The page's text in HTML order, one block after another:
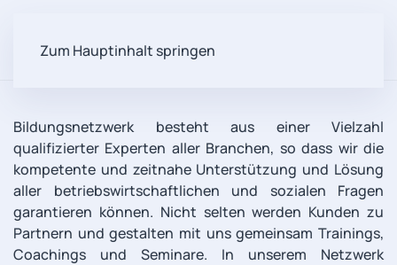
Zum Hauptinhalt springen
Bildungsnetzwerk besteht aus einer Vielzahl
qualifizierter Experten aller Branchen, so dass wir die
kompetente und zeitnahe Unterstützung und Lösung
aller betriebswirtschaftlichen und sozialen Fragen
garantieren können. Nicht selten werden Kunden zu
Partnern und gestalten mit uns gemeinsam Trainings,
Coachings und Seminare. In unserem Netzwerk